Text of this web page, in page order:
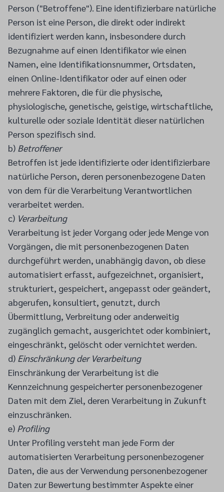
Person ("Betroffene"). Eine identifizierbare natürliche
Person ist eine Person, die direkt oder indirekt
identifiziert werden kann, insbesondere durch
Bezugnahme auf einen Identifikator wie einen
Namen, eine Identifikationsnummer, Ortsdaten,
einen Online-Identifikator oder auf einen oder
mehrere Faktoren, die für die physische,
physiologische, genetische, geistige, wirtschaftliche,
kulturelle oder soziale Identität dieser natürlichen
Person spezifisch sind.
b) Betroffener
Betroffen ist jede identifizierte oder identifizierbare
natürliche Person, deren personenbezogene Daten
von dem für die Verarbeitung Verantwortlichen
verarbeitet werden.
c) Verarbeitung
Verarbeitung ist jeder Vorgang oder jede Menge von
Vorgängen, die mit personenbezogenen Daten
durchgeführt werden, unabhängig davon, ob diese
automatisiert erfasst, aufgezeichnet, organisiert,
strukturiert, gespeichert, angepasst oder geändert,
abgerufen, konsultiert, genutzt, durch
Übermittlung, Verbreitung oder anderweitig
zugänglich gemacht, ausgerichtet oder kombiniert,
eingeschränkt, gelöscht oder vernichtet werden.
d) Einschränkung der Verarbeitung
Einschränkung der Verarbeitung ist die
Kennzeichnung gespeicherter personenbezogener
Daten mit dem Ziel, deren Verarbeitung in Zukunft
einzuschränken.
e) Profiling
Unter Profiling versteht man jede Form der
automatisierten Verarbeitung personenbezogener
Daten, die aus der Verwendung personenbezogener
Daten zur Bewertung bestimmter Aspekte einer